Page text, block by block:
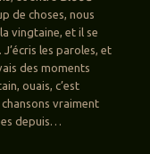
de choses, nous
vingtaine, et il se
les paroles, et
des moments
ouais, c’est
vraiment
depuis…